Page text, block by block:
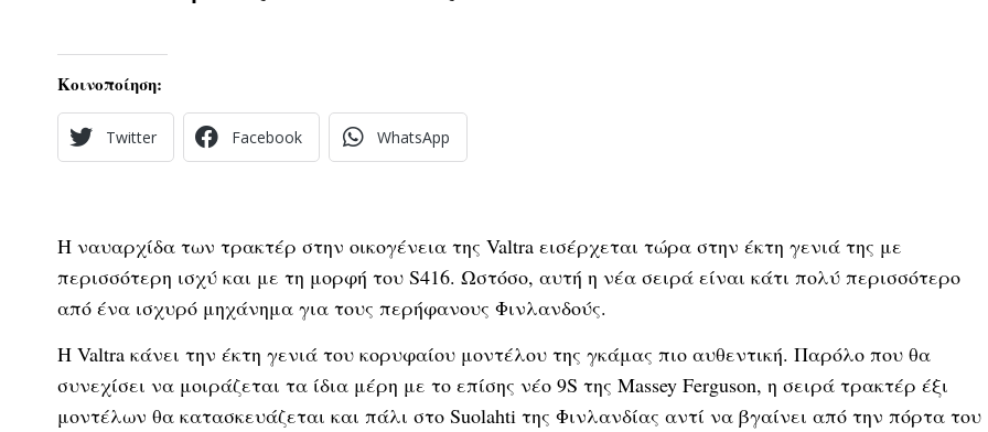
Κοινοποίηση:
Twitter Facebook WhatsApp
Η ναυαρχίδα των τρακτέρ στην οικογένεια της Valtra εισέρχεται τώρα στην έκτη γενιά της με
περισσότερη ισχύ και με τη μορφή του S416. Ωστόσο, αυτή η νέα σειρά είναι κάτι πολύ περισσότερο
από ένα ισχυρό μηχάνημα για τους περήφανους Φινλανδούς.
Η Valtra κάνει την έκτη γενιά του κορυφαίου μοντέλου της γκάμας πιο αυθεντική. Παρόλο που θα
συνεχίσει να μοιράζεται τα ίδια μέρη με το επίσης νέο 9S της Massey Ferguson, η σειρά τρακτέρ έξι
μοντέλων θα κατασκευάζεται και πάλι στο Suolahti της Φινλανδίας αντί να βγαίνει από την πόρτα του